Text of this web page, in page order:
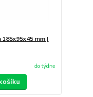
mm |
do týdne